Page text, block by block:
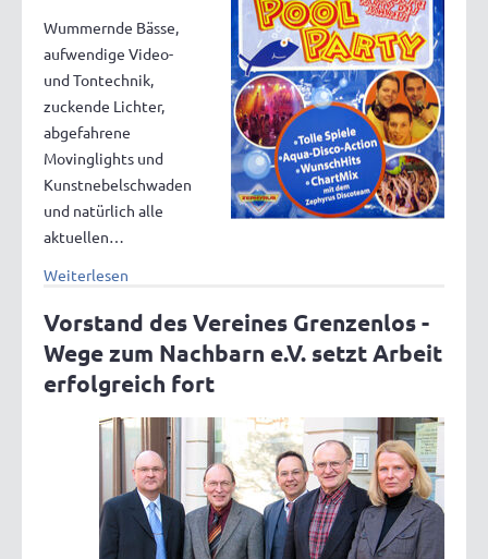
Wummernde Bässe,
aufwendige Video-
und Tontechnik,
zuckende Lichter,
abgefahrene
Movinglights und
Kunstnebelschwaden
und natürlich alle
aktuellen…
Weiterlesen
Vorstand des Vereines Grenzenlos -
Wege zum Nachbarn e.V. setzt Arbeit
erfolgreich fort